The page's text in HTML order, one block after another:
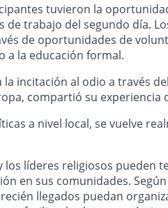
tuvieron la
trabajo del segundo día.
de oportunidades de
a la educación formal.
incitación al odio a través
compartió su experiencia
a nivel local, se vuelve
líderes religiosos
en sus comunidades.
llegados puedan